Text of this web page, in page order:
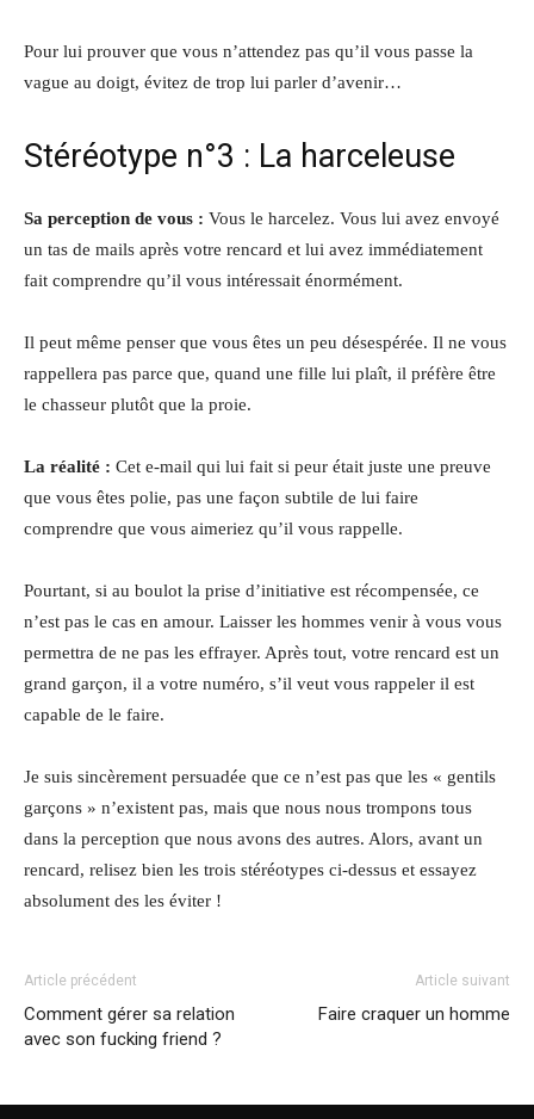
Pour lui prouver que vous n’attendez pas qu’il vous passe la
vague au doigt, évitez de trop lui parler d’avenir…
Stéréotype n°3 : La harceleuse
Sa perception de vous : Vous le harcelez. Vous lui avez envoyé
un tas de mails après votre rencard et lui avez immédiatement
fait comprendre qu’il vous intéressait énormément.
Il peut même penser que vous êtes un peu désespérée. Il ne vous
rappellera pas parce que, quand une fille lui plaît, il préfère être
le chasseur plutôt que la proie.
La réalité : Cet e-mail qui lui fait si peur était juste une preuve
que vous êtes polie, pas une façon subtile de lui faire
comprendre que vous aimeriez qu’il vous rappelle.
Pourtant, si au boulot la prise d’initiative est récompensée, ce
n’est pas le cas en amour. Laisser les hommes venir à vous vous
permettra de ne pas les effrayer. Après tout, votre rencard est un
grand garçon, il a votre numéro, s’il veut vous rappeler il est
capable de le faire.
Je suis sincèrement persuadée que ce n’est pas que les « gentils
garçons » n’existent pas, mais que nous nous trompons tous
dans la perception que nous avons des autres. Alors, avant un
rencard, relisez bien les trois stéréotypes ci-dessus et essayez
absolument des les éviter !
Article précédent
Comment gérer sa relation
avec son fucking friend ?
Article suivant
Faire craquer un homme